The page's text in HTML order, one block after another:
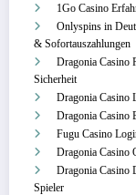
1Go Casino
Onlyspins in
& Sofortauszahlungen
Dragonia Casino
Sicherheit
Dragonia Casino
Dragonia Casino
Fugu Casino
Dragonia Casino
Dragonia Casino
Spieler